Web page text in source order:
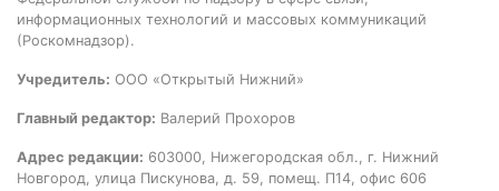
информационных технологий и массовых коммуникаций
(Роскомнадзор).
Учредитель: ООО «Открытый Нижний»
Главный редактор: Валерий Прохоров
Адрес редакции: 603000, Нижегородская обл., г. Нижний
Новгород, улица Пискунова, д. 59, помещ. П14, офис 606